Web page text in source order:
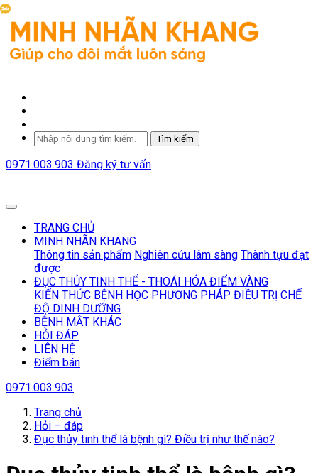
Tìm kiếm
0971.003.903 Đăng ký tư vấn
TRANG CHỦ
MINH NHÃN KHANG
Thông tin sản phẩm Nghiên cứu lâm sàng Thành tựu đạt
được
ĐỤC THỦY TINH THỂ - THOÁI HÓA ĐIỂM VÀNG
KIẾN THỨC BỆNH HỌC PHƯƠNG PHÁP ĐIỀU TRỊ CHẾ
ĐỘ DINH DƯỠNG
BỆNH MẮT KHÁC
HỎI ĐÁP
LIÊN HỆ
Điểm bán
0971.003.903
Trang chủ
Hỏi – đáp
Đục thủy tinh thể là bệnh gì? Điều trị như thế nào?